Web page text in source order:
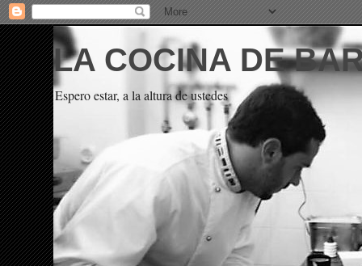
LA COCINA DE
Espero estar, a la altura de ustedes